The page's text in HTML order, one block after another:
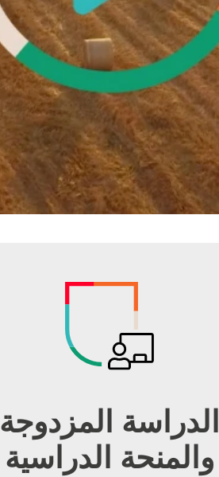
الدراسة المزدوجة
والمنحة الدراسية